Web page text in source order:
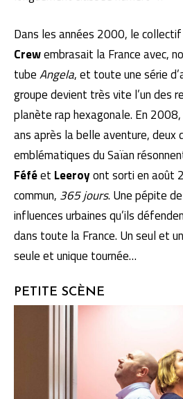
Dans les années 2000, le
Crewembrasait la France avec,
tubeAngela, et toute une série
groupe devient très vite l’un des
planète rap hexagonale. En
ans après la belle aventure, deux
emblématiques du Saïan
Féféet Leeroyont sorti en août
commun, 365 jours. Une pépite
influences urbaines qu’ils
dans toute la France. Un seul et
seule et unique tournée…
PETITE SCÈNE